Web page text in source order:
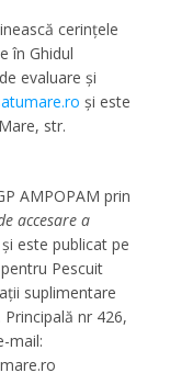
cerințele
în Ghidul
evaluare și
și este
str.
AMPOPAM prin
accesare a
este publicat pe
Pescuit
suplimentare
nr 426,
mail: